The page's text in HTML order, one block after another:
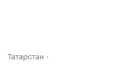
Татарстан